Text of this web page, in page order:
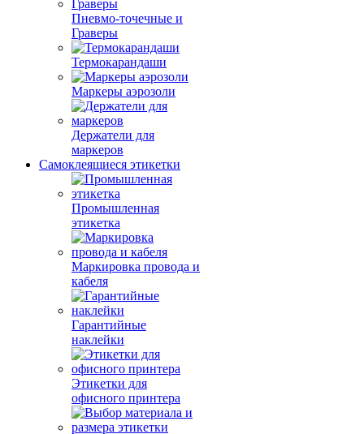
Пневмо-точечные и
Граверы
Термокарандаши
Маркеры аэрозоли
Держатели для
маркеров
Самоклеящиеся этикетки
Промышленная
этикетка
Маркировка провода и
кабеля
Гарантийные
наклейки
Этикетки для
офисного принтера